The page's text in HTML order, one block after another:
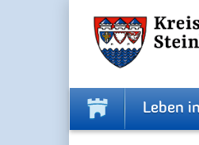
Leben